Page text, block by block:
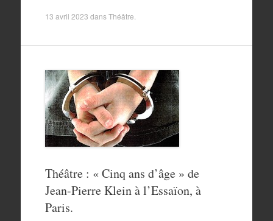
13 avril 2023 dansThéâtre
Théâtre : « Cinq ans d’âge » de
Jean-Pierre Klein à l’Essaïon, à
Paris.